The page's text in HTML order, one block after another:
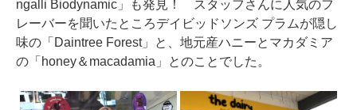
ngalli Biodynamic」も発見！ スタッフさんに人気のフ
レーバーを聞いたところデイビッドソンズ プラムが隠し
味の「Daintree Forest」と、地元産ハニーとマカダミア
の「honey＆macadamia」とのことでした。